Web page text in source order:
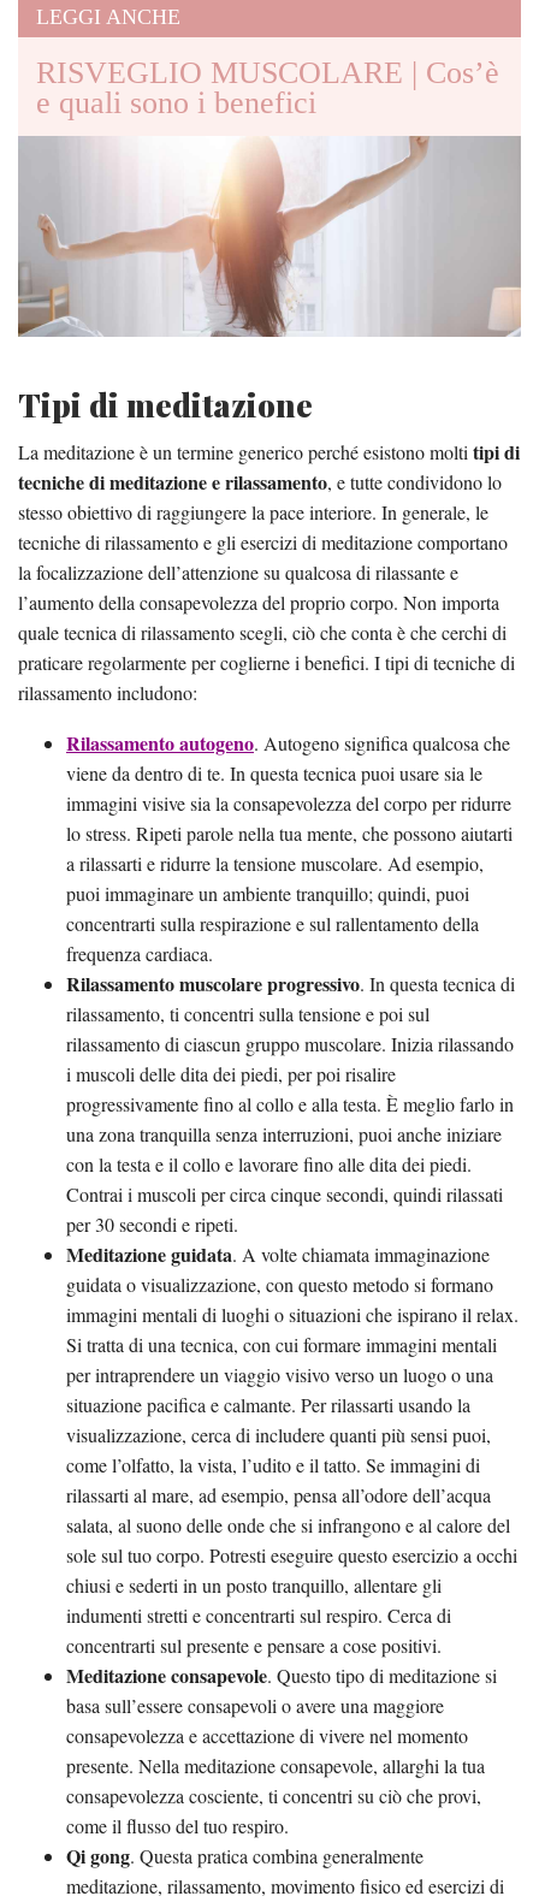
LEGGI ANCHE
RISVEGLIO MUSCOLARE | Cos’è
e quali sono i benefici
Tipi di meditazione
La meditazione è un termine generico perché esistono molti tipi di
tecniche di meditazione e rilassamento, e tutte condividono lo
stesso obiettivo di raggiungere la pace interiore. In generale, le
tecniche di rilassamento e gli esercizi di meditazione comportano
la focalizzazione dell’attenzione su qualcosa di rilassante e
l’aumento della consapevolezza del proprio corpo. Non importa
quale tecnica di rilassamento scegli, ciò che conta è che cerchi di
praticare regolarmente per coglierne i benefici. I tipi di tecniche di
rilassamento includono:
Rilassamento autogeno. Autogeno significa qualcosa che
viene da dentro di te. In questa tecnica puoi usare sia le
immagini visive sia la consapevolezza del corpo per ridurre
lo stress. Ripeti parole nella tua mente, che possono aiutarti
a rilassarti e ridurre la tensione muscolare. Ad esempio,
puoi immaginare un ambiente tranquillo; quindi, puoi
concentrarti sulla respirazione e sul rallentamento della
frequenza cardiaca.
Rilassamento muscolare progressivo. In questa tecnica di
rilassamento, ti concentri sulla tensione e poi sul
rilassamento di ciascun gruppo muscolare. Inizia rilassando
i muscoli delle dita dei piedi, per poi risalire
progressivamente fino al collo e alla testa. È meglio farlo in
una zona tranquilla senza interruzioni, puoi anche iniziare
con la testa e il collo e lavorare fino alle dita dei piedi.
Contrai i muscoli per circa cinque secondi, quindi rilassati
per 30 secondi e ripeti.
Meditazione guidata. A volte chiamata immaginazione
guidata o visualizzazione, con questo metodo si formano
immagini mentali di luoghi o situazioni che ispirano il relax.
Si tratta di una tecnica, con cui formare immagini mentali
per intraprendere un viaggio visivo verso un luogo o una
situazione pacifica e calmante. Per rilassarti usando la
visualizzazione, cerca di includere quanti più sensi puoi,
come l’olfatto, la vista, l’udito e il tatto. Se immagini di
rilassarti al mare, ad esempio, pensa all’odore dell’acqua
salata, al suono delle onde che si infrangono e al calore del
sole sul tuo corpo. Potresti eseguire questo esercizio a occhi
chiusi e sederti in un posto tranquillo, allentare gli
indumenti stretti e concentrarti sul respiro. Cerca di
concentrarti sul presente e pensare a cose positivi.
Meditazione consapevole. Questo tipo di meditazione si
basa sull’essere consapevoli o avere una maggiore
consapevolezza e accettazione di vivere nel momento
presente. Nella meditazione consapevole, allarghi la tua
consapevolezza cosciente, ti concentri su ciò che provi,
come il flusso del tuo respiro.
Qi gong. Questa pratica combina generalmente
meditazione, rilassamento, movimento fisico ed esercizi di